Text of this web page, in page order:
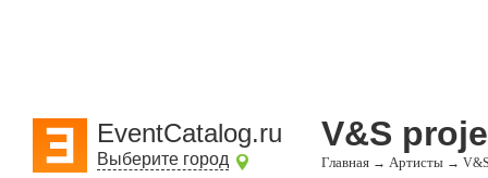
EventCatalog.ru
Выберите город
V&S
Главная → Артисты →